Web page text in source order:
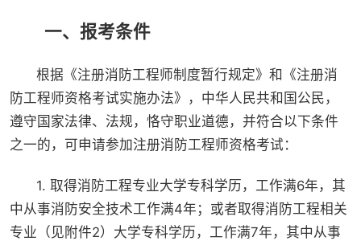
一、报考条件
根据《注册消防工程师制度暂行规定》和《注册消
防工程师资格考试实施办法》，中华人民共和国公民，
遵守国家法律、法规，恪守职业道德，并符合以下条件
之一的，可申请参加注册消防工程师资格考试：
1. 取得消防工程专业大学专科学历，工作满6年，其
中从事消防安全技术工作满4年；或者取得消防工程相关
专业（见附件2）大学专科学历，工作满7年，其中从事